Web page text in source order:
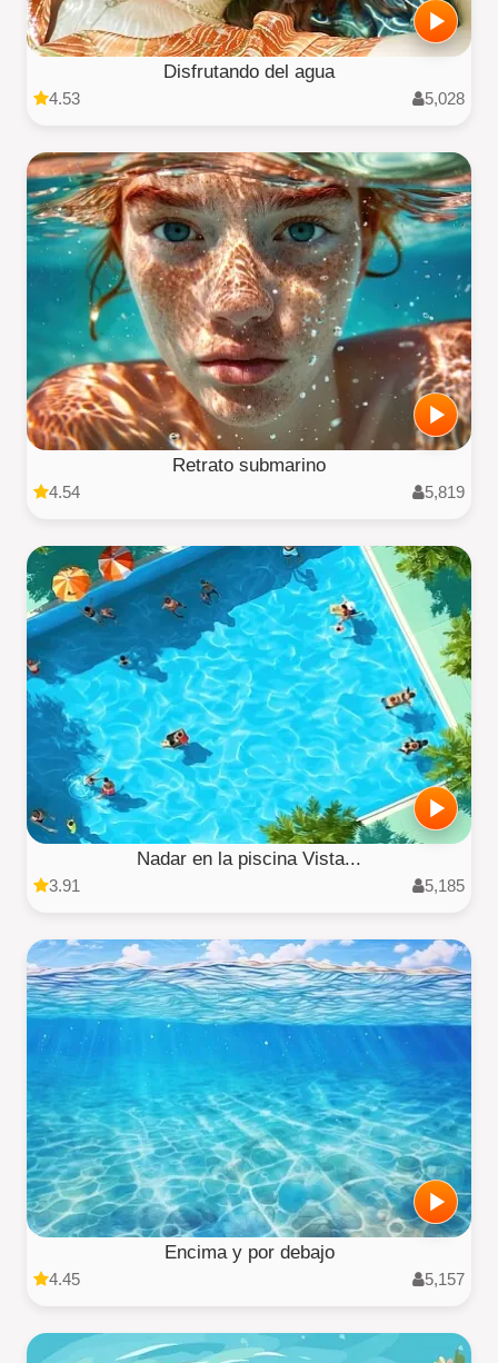
Disfrutando del agua
4.53 5,028
Retrato submarino
4.54 5,819
Nadar en la piscina Vista...
3.91 5,185
Encima y por debajo
4.45 5,157